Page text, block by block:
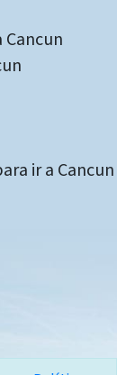
ir a Cancun